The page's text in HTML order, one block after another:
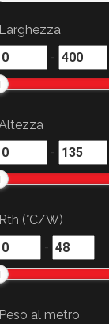
Larghezza
-
-
Rth (°C/W)
-
Peso al metro